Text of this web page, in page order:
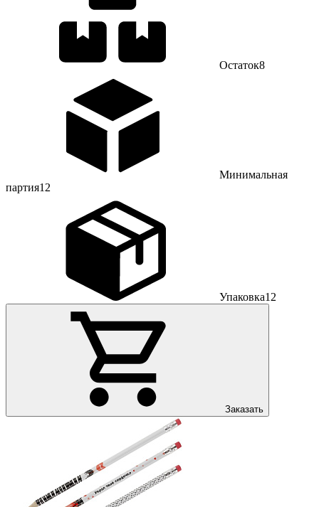
Остаток8
Минимальная
партия12
Упаковка12
Заказать